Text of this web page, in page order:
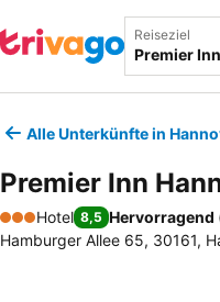
Reiseziel
Alle Unterkünfte in
Premier Inn
3 Sterne
Hotel 8,5 Hervorragend
Hamburger Allee 65, 30161,